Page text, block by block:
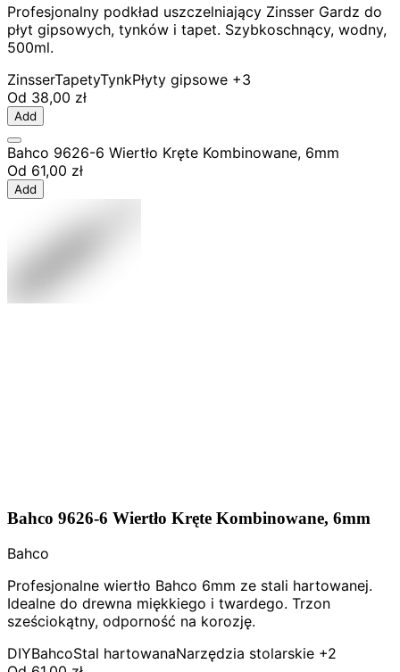
Profesjonalny podkład uszczelniający Zinsser Gardz do
płyt gipsowych, tynków i tapet. Szybkoschnący, wodny,
500ml.
ZinsserTapetyTynkPłyty gipsowe +3
Od 38,00 zł
Add
Bahco 9626-6 Wiertło Kręte Kombinowane, 6mm
Od 61,00 zł
Add
Bahco 9626-6 Wiertło Kręte Kombinowane, 6mm
Bahco
Profesjonalne wiertło Bahco 6mm ze stali hartowanej.
Idealne do drewna miękkiego i twardego. Trzon
sześciokątny, odporność na korozję.
DIYBahcoStal hartowanaNarzędzia stolarskie +2